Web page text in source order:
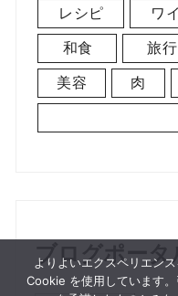
レシピ
ワ
和食
旅行
美容
肉
ブログポータ
よりよいエクスペリエン
Cookie を使用しています